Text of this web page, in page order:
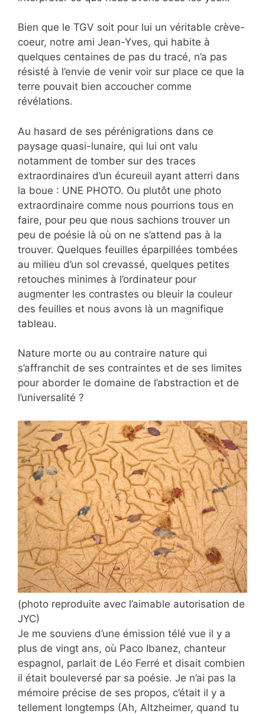
Bien que le TGV soit pour lui un véritable crève-
coeur, notre ami Jean-Yves, qui habite à
quelques centaines de pas du tracé, n’a pas
résisté à l’envie de venir voir sur place ce que la
terre pouvait bien accoucher comme
révélations.
Au hasard de ses pérénigrations dans ce
paysage quasi-lunaire, qui lui ont valu
notamment de tomber sur des traces
extraordinaires d’un écureuil ayant atterri dans
la boue : UNE PHOTO. Ou plutôt une photo
extraordinaire comme nous pourrions tous en
faire, pour peu que nous sachions trouver un
peu de poésie là où on ne s’attend pas à la
trouver. Quelques feuilles éparpillées tombées
au milieu d’un sol crevassé, quelques petites
retouches minimes à l’ordinateur pour
augmenter les contrastes ou bleuir la couleur
des feuilles et nous avons là un magnifique
tableau.
Nature morte ou au contraire nature qui
s’affranchit de ses contraintes et de ses limites
pour aborder le domaine de l’abstraction et de
l’universalité ?
(photo reproduite avec l’aimable autorisation de
JYC)
Je me souviens d’une émission télé vue il y a
plus de vingt ans, où Paco Ibanez, chanteur
espagnol, parlait de Léo Ferré et disait combien
il était bouleversé par sa poésie. Je n’ai pas la
mémoire précise de ses propos, c’était il y a
tellement longtemps (Ah, Altzheimer, quand tu